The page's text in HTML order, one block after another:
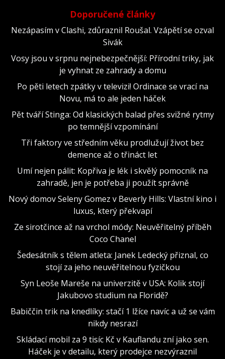
Doporučené články
Nezápasím v Clashi, zdůraznil Roušal. Vzápětí se ozval
Sivák
Vosy jsou v srpnu nejnebezpečnější: Přírodní triky, jak
je vyhnat ze zahrady a domu
Po pěti letech zpátky v televizi! Ordinace se vrací na
Novu, má to ale jeden háček
Pět tváří Stinga: Od klasických balad přes svižné rytmy
po temnější vzpomínání
Tři faktory ve středním věku prodlužují život bez
demence až o třináct let
Umí nejen pálit: Kopřiva je lék i skvělý pomocník na
zahradě, jen je potřeba ji použít správně
Nový domov Seleny Gomez v Beverly Hills: Vlastní kino i
luxus, který překvapí
Ze sirotčince až na vrchol módy: Neuvěřitelný příběh
Coco Chanel
Šedesátník s tělem atleta: Janek Ledecký přiznal, co
stojí za jeho neuvěřitelnou fyzičkou
Syn Leoše Mareše na univerzitě v USA: Kolik stojí
Jakubovo studium na Floridě?
Babiččin trik na knedlíky: stačí 1 lžíce navíc a už se vám
nikdy nesrazí
Skládací mobil za 9 tisíc Kč v Kauflandu zní jako sen.
Háček je v detailu, který prodejce nezvýraznil